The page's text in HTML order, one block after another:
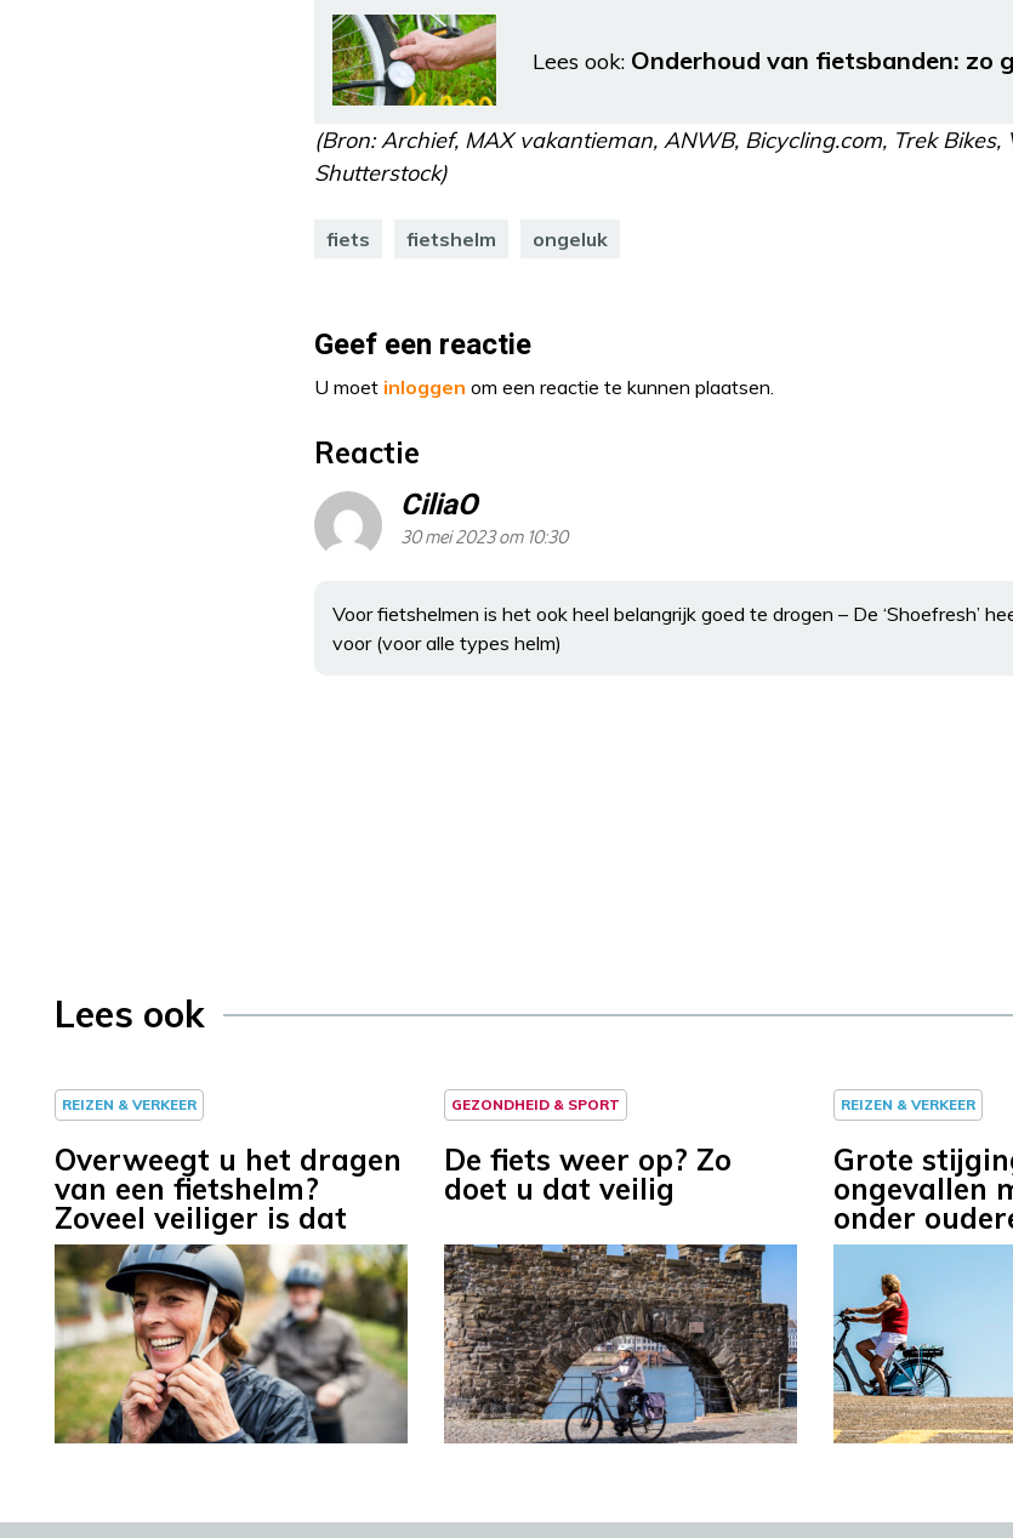
Lees ook: Onderhoud van fietsbanden: zo
(Bron: Archief, MAX vakantieman, ANWB, Bicycling.com, Trek
Shutterstock)
fiets fietshelm ongeluk
Geef een reactie
U moet inloggen om een reactie te kunnen plaatsen.
Reactie
CiliaO
30 mei 2023 om 10:30
Voor fietshelmen is het ook heel belangrijk goed te drogen – De ‘Shoefresh’
voor (voor alle types helm)
Lees ook
REIZEN & VERKEER
Overweegt u het dragen
van een fietshelm?
Zoveel veiliger is dat
GEZONDHEID & SPORT
De fiets weer op? Zo
doet u dat veilig
REIZEN & VERKEER
Grote
ongevallen
onder